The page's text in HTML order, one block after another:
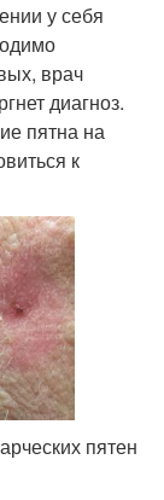
у себя
врач
диагноз.
пятна на
к
пятен